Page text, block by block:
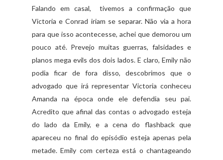
Falando em casal, tivemos a confirmação que
Victoria e Conrad iriam se separar. Não via a hora
para que isso acontecesse, achei que demorou um
pouco até. Prevejo muitas guerras, falsidades e
planos mega evils dos dois lados. E claro, Emily não
podia ficar de fora disso, descobrimos que o
advogado que irá representar Victoria conheceu
Amanda na época onde ele defendia seu pai.
Acredito que afinal das contas o advogado esteja
do lado da Emily, e a cena do flashback que
apareceu no final do episódio esteja apenas pela
metade. Emily com certeza está o chantageando